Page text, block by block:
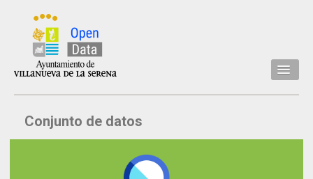
Inicio
Datos
Conjunto de datos